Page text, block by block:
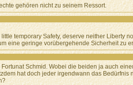
gehören nicht zu seinem Ressort.
temporary Safety, deserve neither Liberty
eine geringe vorübergehende Sicherheit zu
Schmid. Wobei die beiden ja auch
hat doch jeder irgendwann das